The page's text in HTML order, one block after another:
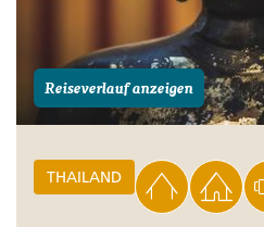
Reiseverlauf anzeigen
THAILAND